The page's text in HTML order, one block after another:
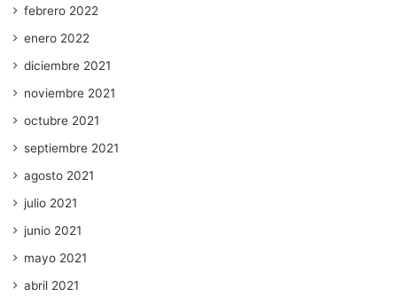
febrero 2022
enero 2022
diciembre 2021
noviembre 2021
octubre 2021
septiembre 2021
agosto 2021
julio 2021
junio 2021
mayo 2021
abril 2021